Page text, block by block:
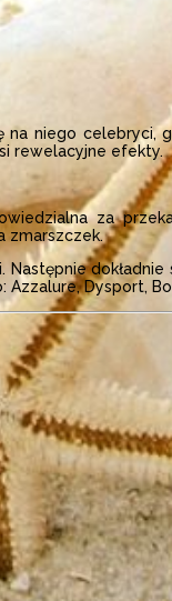
niego celebryci,
rewelacyjne efekty.
za
zmarszczek.
Dysport,